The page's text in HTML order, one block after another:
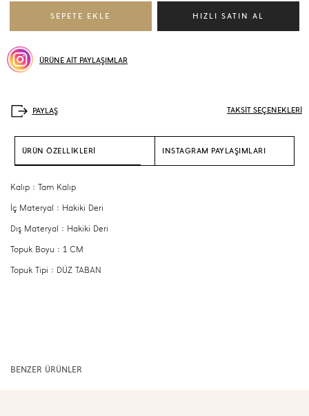
ÜRÜNE AİT PAYLAŞIMLAR
TAKSİT SEÇENEKLERİ
ÜRÜN ÖZELLİKLERİ INSTAGRAM PAYLAŞIMLARI
Kalıp : Tam Kalıp
İç Materyal : Hakiki Deri
Dış Materyal : Hakiki Deri
Topuk Boyu : 1 CM
Topuk Tipi : DÜZ TABAN
BENZER ÜRÜNLER